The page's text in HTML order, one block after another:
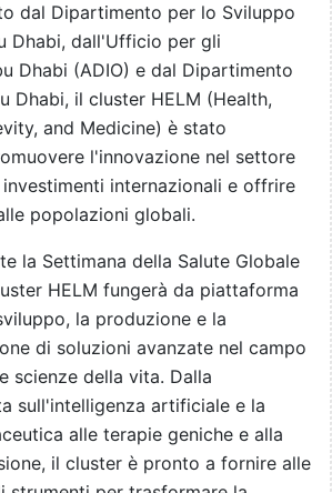
dal Dipartimento per lo Sviluppo
Dhabi, dall'Ufficio per gli
Dhabi (ADIO) e dal Dipartimento
Dhabi, il cluster HELM (Health,
and Medicine) è stato
l'innovazione nel settore
internazionali e offrire
popolazioni globali.
la Settimana della Salute Globale
HELM fungerà da piattaforma
la produzione e la
di soluzioni avanzate nel campo
scienze della vita. Dalla
sull'intelligenza artificiale e la
alle terapie geniche e alla
il cluster è pronto a fornire alle